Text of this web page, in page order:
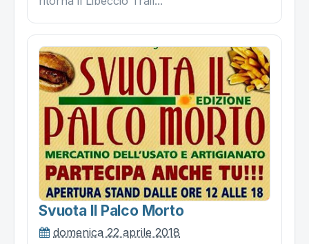
Svuota Il Palco Morto
domenica 22 aprile 2018